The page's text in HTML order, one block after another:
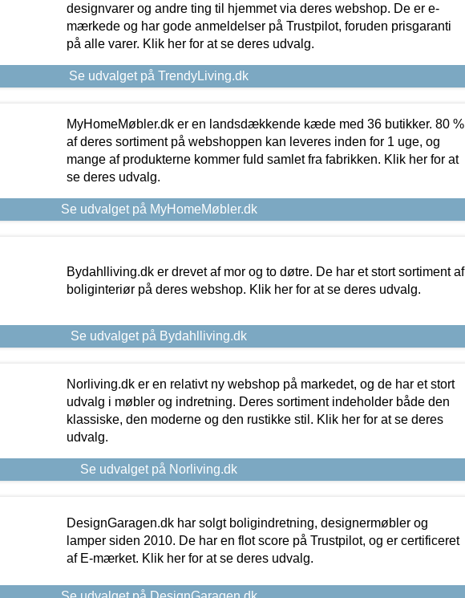
designvarer og andre ting til hjemmet via deres webshop. De er e-
mærkede og har gode anmeldelser på Trustpilot, foruden prisgaranti
på alle varer. Klik her for at se deres udvalg.
Se udvalget på TrendyLiving.dk
MyHomeMøbler.dk er en landsdækkende kæde med 36 butikker. 80 %
af deres sortiment på webshoppen kan leveres inden for 1 uge, og
mange af produkterne kommer fuld samlet fra fabrikken. Klik her for at
se deres udvalg.
Se udvalget på MyHomeMøbler.dk
Bydahlliving.dk er drevet af mor og to døtre. De har et stort sortiment af
boliginteriør på deres webshop. Klik her for at se deres udvalg.
Se udvalget på Bydahlliving.dk
Norliving.dk er en relativt ny webshop på markedet, og de har et stort
udvalg i møbler og indretning. Deres sortiment indeholder både den
klassiske, den moderne og den rustikke stil. Klik her for at se deres
udvalg.
Se udvalget på Norliving.dk
DesignGaragen.dk har solgt boligindretning, designermøbler og
lamper siden 2010. De har en flot score på Trustpilot, og er certificeret
af E-mærket. Klik her for at se deres udvalg.